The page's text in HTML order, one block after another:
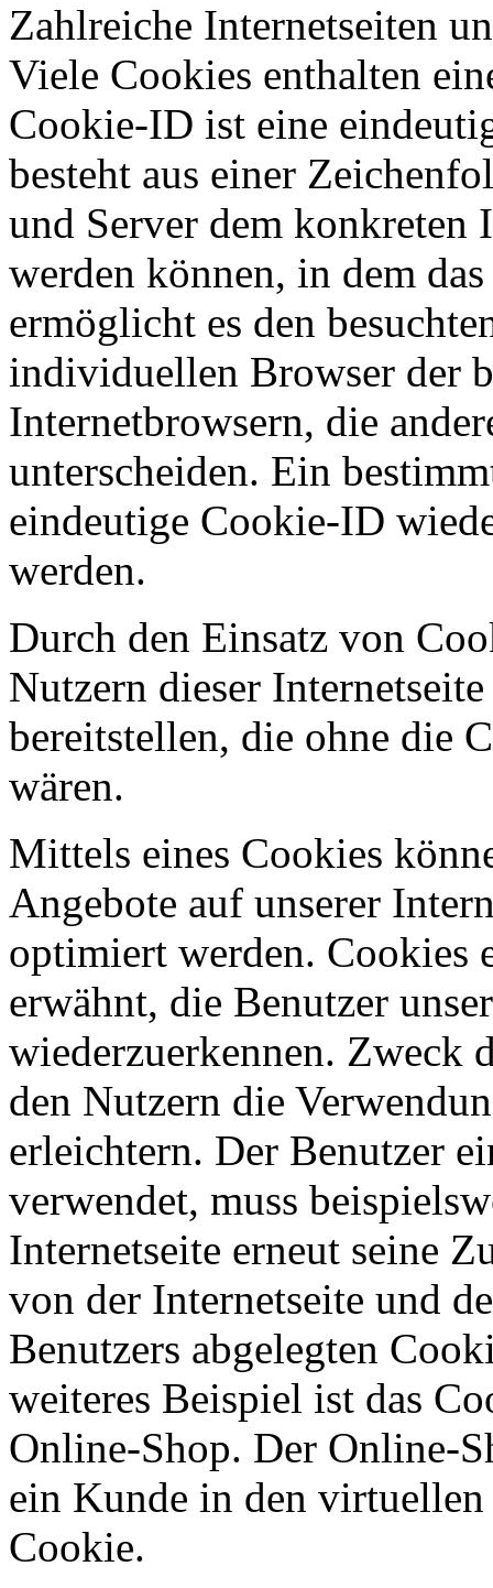
Zahlreiche Internetseiten
Viele Cookies enthalten
Cookie-ID ist eine
besteht aus einer
und Server dem konkreten
werden können, in dem
ermöglicht es den
individuellen Browser der
Internetbrowsern, die
unterscheiden. Ein
eindeutige Cookie-ID
werden.
Durch den Einsatz von
Nutzern dieser
bereitstellen, die ohne die
wären.
Mittels eines Cookies
Angebote auf unserer
optimiert werden. Cookies
erwähnt, die Benutzer
wiederzuerkennen. Zweck
den Nutzern die
erleichtern. Der Benutzer
verwendet, muss
Internetseite erneut seine
von der Internetseite und
Benutzers abgelegten
weiteres Beispiel ist das
Online-Shop. Der Online-
ein Kunde in den
Cookie.